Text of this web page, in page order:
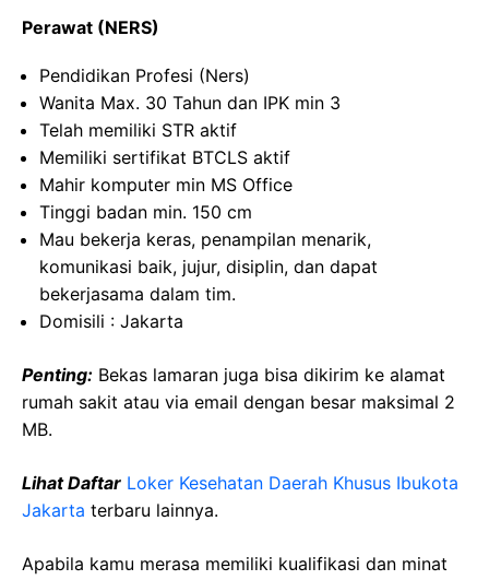
Perawat (NERS)
Pendidikan Profesi (Ners)
Wanita Max. 30 Tahun dan IPK min 3
Telah memiliki STR aktif
Memiliki sertifikat BTCLS aktif
Mahir komputer min MS Office
Tinggi badan min. 150 cm
Mau bekerja keras, penampilan menarik,
komunikasi baik, jujur, disiplin, dan dapat
bekerjasama dalam tim.
Domisili : Jakarta
Penting: Bekas lamaran juga bisa dikirim ke alamat
rumah sakit atau via email dengan besar maksimal 2
MB.
Lihat Daftar Loker Kesehatan Daerah Khusus Ibukota
Jakarta terbaru lainnya.
Apabila kamu merasa memiliki kualifikasi dan minat